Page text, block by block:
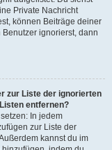
Private Nachricht
können Beiträge deiner
ignorierst, dann
zur Liste der ignorierten
entfernen?
In jedem
zur Liste der
kannst du im